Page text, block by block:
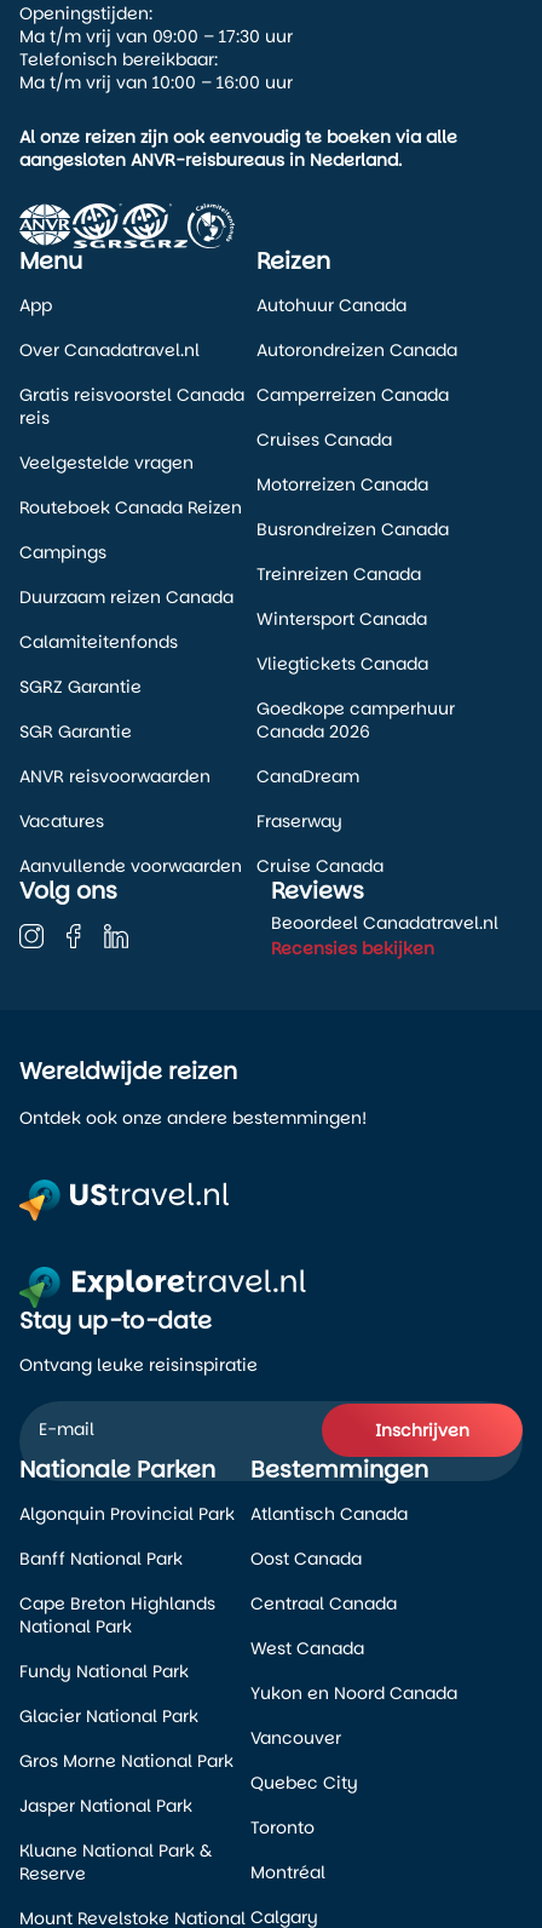
Openingstijden:
Ma t/m vrij van 09:00 – 17:30 uur
Telefonisch bereikbaar:
Ma t/m vrij van 10:00 – 16:00 uur
Al onze reizen zijn ook eenvoudig te boeken via alle
aangesloten ANVR-reisbureaus in Nederland.
Menu
App
Over Canadatravel.nl
Gratis reisvoorstel Canada
reis
Veelgestelde vragen
Routeboek Canada Reizen
Campings
Duurzaam reizen Canada
Calamiteitenfonds
SGRZ Garantie
SGR Garantie
ANVR reisvoorwaarden
Vacatures
Aanvullende voorwaarden
Reizen
Autohuur Canada
Autorondreizen Canada
Camperreizen Canada
Cruises Canada
Motorreizen Canada
Busrondreizen Canada
Treinreizen Canada
Wintersport Canada
Vliegtickets Canada
Goedkope camperhuur
Canada 2026
CanaDream
Fraserway
Cruise Canada
Volg ons Reviews
Beoordeel Canadatravel.nl
Recensies bekijken
Wereldwijde reizen
Ontdek ook onze andere bestemmingen!
Nationale Parken
Algonquin Provincial Park
Banff National Park
Cape Breton Highlands
National Park
Fundy National Park
Glacier National Park
Gros Morne National Park
Jasper National Park
Kluane National Park &
Reserve
Mount Revelstoke National
Bestemmingen
Atlantisch Canada
Oost Canada
Centraal Canada
West Canada
Yukon en Noord Canada
Vancouver
Quebec City
Toronto
Montréal
Calgary
Stay up-to-date
Ontvang leuke reisinspiratie
Inschrijven
Alternative: